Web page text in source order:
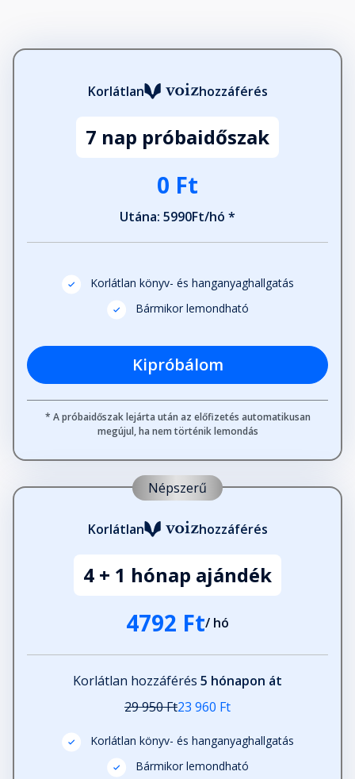
Korlátlan hozzáférés
7 nap próbaidőszak
0 Ft
Utána: 5990Ft/hó *
Korlátlan könyv- és hanganyaghallgatás
Bármikor lemondható
Kipróbálom
* A próbaidőszak lejárta után az előfizetés automatikusan
megújul, ha nem történik lemondás
Népszerű
Korlátlan hozzáférés
4 + 1 hónap ajándék
4792 Ft/ hó
Korlátlan hozzáférés 5 hónapon át
29 950 Ft23 960 Ft
Korlátlan könyv- és hanganyaghallgatás
Bármikor lemondható